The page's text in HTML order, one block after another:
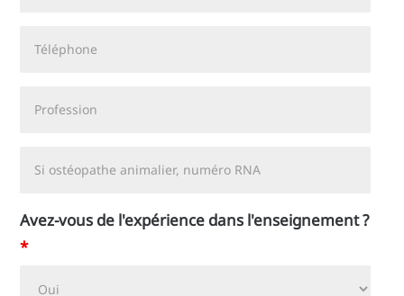
animalier,
numéro
Avez-vous de l'expérience dans l'enseignement ?
*